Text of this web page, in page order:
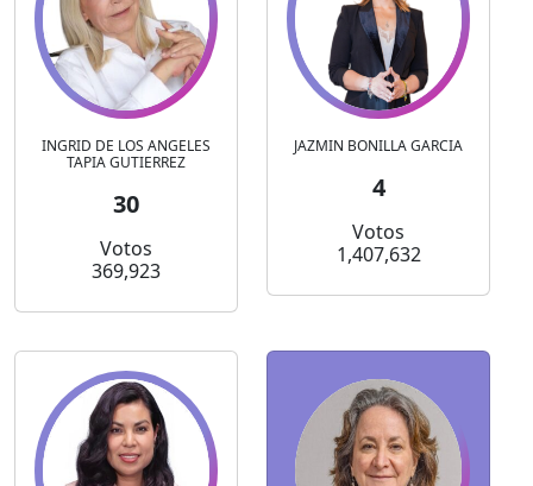
INGRID DE LOS ANGELES
TAPIA GUTIERREZ
30
Votos
369,923
JAZMIN BONILLA GARCIA
4
Votos
1,407,632